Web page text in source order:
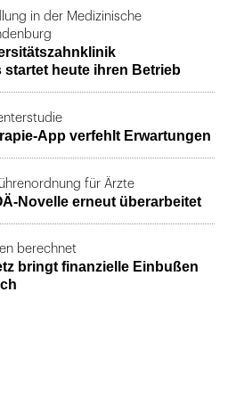
in der Medizinische
startet heute ihren Betrieb
App verfehlt Erwartungen
für Ärzte
Novelle erneut überarbeitet
berechnet
bringt finanzielle Einbußen